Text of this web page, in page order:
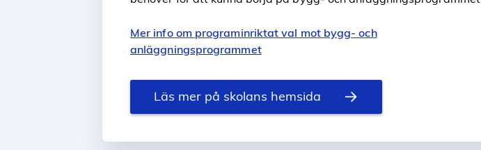
Mer info om programinriktat val mot bygg- och
anläggningsprogrammet
Läs mer på skolans hemsida